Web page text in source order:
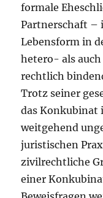
formale
Partnerschaft –
Lebensform in
hetero- als auch
rechtlich
Trotz seiner
das Konkubinat
weitgehend
juristischen
zivilrechtliche
einer